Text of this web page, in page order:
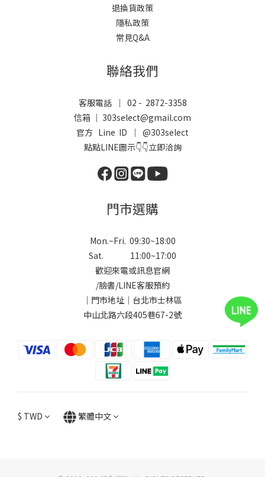
退換貨政策
隱私政策
常見Q&A
聯絡我們
客服電話 ｜ 02 - 2872-3358
信箱 ｜ 303select@gmail.com
官方 Line ID ｜ @303select
點點LINE圖示👇👇立即洽詢
門市選購
Mon.~Fri. 09:30~18:00
Sat. 11:00~17:00
歡迎來電或訊息官網
/臉書/LINE客服預約
｜門市地址｜台北市士林區
中山北路六段405巷67-2號
$ TWD 繁體中文